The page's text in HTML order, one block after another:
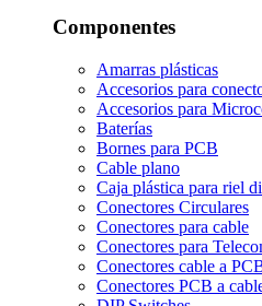
Componentes
Amarras plásticas
Accesorios para
Accesorios para
Baterías
Bornes para PCB
Cable plano
Caja plástica para riel
Conectores Circulares
Conectores para cable
Conectores para
Conectores cable a
Conectores PCB a